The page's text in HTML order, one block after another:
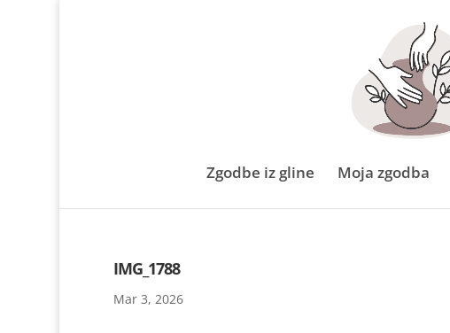
Zgodbe iz gline Moja zgodba
IMG_1788
Mar 3, 2026